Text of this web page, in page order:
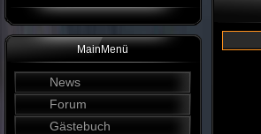
MainMenü
News
Forum
Gästebuch